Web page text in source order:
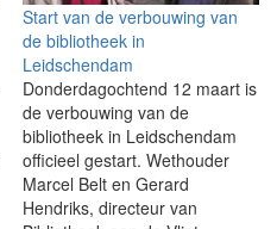
Start van de verbouwing van
de bibliotheek in
Leidschendam
Donderdagochtend 12 maart is
de verbouwing van de
bibliotheek in Leidschendam
officieel gestart. Wethouder
Marcel Belt en Gerard
Hendriks, directeur van